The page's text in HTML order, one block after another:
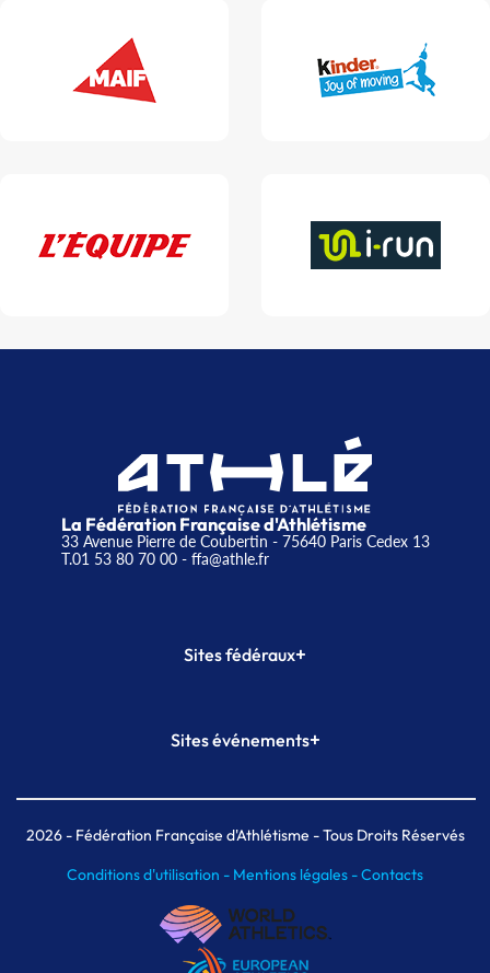
La Fédération Française d'Athlétisme
33 Avenue Pierre de Coubertin - 75640 Paris Cedex 13
T.01 53 80 70 00- ffa@athle.fr
Sites fédéraux+
Plateforme Formation
Sites événements+
Meeting de Paris indoor
MAIF Ekiden de Paris
2026- Fédération Française d'Athlétisme - Tous Droits Réservés
Conditions d'utilisation - Mentions légales -Contacts